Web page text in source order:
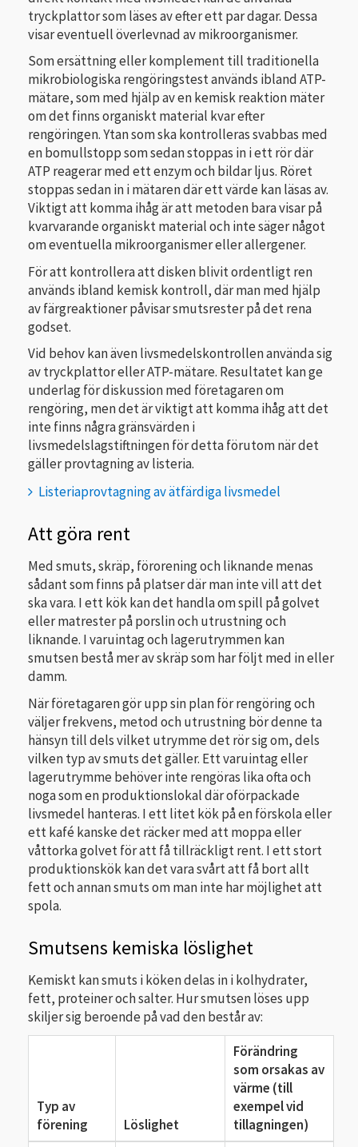
tryckplattor som läses av efter ett par dagar. Dessa
visar eventuell överlevnad av mikroorganismer.
Som ersättning eller komplement till traditionella
mikrobiologiska rengöringstest används ibland ATP-
mätare, som med hjälp av en kemisk reaktion mäter
om det finns organiskt material kvar efter
rengöringen. Ytan som ska kontrolleras svabbas med
en bomullstopp som sedan stoppas in i ett rör där
ATP reagerar med ett enzym och bildar ljus. Röret
stoppas sedan in i mätaren där ett värde kan läsas av.
Viktigt att komma ihåg är att metoden bara visar på
kvarvarande organiskt material och inte säger något
om eventuella mikroorganismer eller allergener.
För att kontrollera att disken blivit ordentligt ren
används ibland kemisk kontroll, där man med hjälp
av färgreaktioner påvisar smutsrester på det rena
godset.
Vid behov kan även livsmedelskontrollen använda sig
av tryckplattor eller ATP-mätare. Resultatet kan ge
underlag för diskussion med företagaren om
rengöring, men det är viktigt att komma ihåg att det
inte finns några gränsvärden i
livsmedelslagstiftningen för detta förutom när det
gäller provtagning av listeria.
Listeriaprovtagning av ätfärdiga livsmedel
Att göra rent
Med smuts, skräp, förorening och liknande menas
sådant som finns på platser där man inte vill att det
ska vara. I ett kök kan det handla om spill på golvet
eller mat­rester på porslin och utrustning och
liknande. I varuintag och lagerutrymmen kan
smutsen bestå mer av skräp som har följt med in eller
damm.
När företagaren gör upp sin plan för rengöring och
väljer frekvens, metod och utrustning bör denne ta
hänsyn till dels vilket utrymme det rör sig om, dels
vilken typ av smuts det gäller. Ett varuintag eller
lagerutrymme behöver inte rengöras lika ofta och
noga som en produktions­lokal där oförpackade
livsmedel hanteras. I ett litet kök på en förskola eller
ett kafé kanske det räcker med att moppa eller
våttorka golvet för att få tillräckligt rent. I ett stort
produktionskök kan det vara svårt att få bort allt
fett och annan smuts om man inte har möjlighet att
spola.
Smutsens kemiska löslighet
Kemiskt kan smuts i köken delas in i kolhydrater,
fett, proteiner och salter. Hur smutsen löses upp
skiljer sig beroende på vad den består av:
Typ av
förening
Löslighet
Förändring
som orsakas av
värme (till
exempel vid
tillagningen)